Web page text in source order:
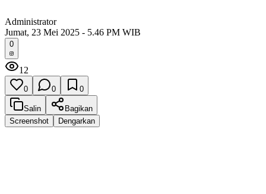
Administrator
Jumat, 23 Mei 2025 - 5.46 PM WIB
0
12
0 0 0
Salin
Bagikan
Screenshot
Dengarkan